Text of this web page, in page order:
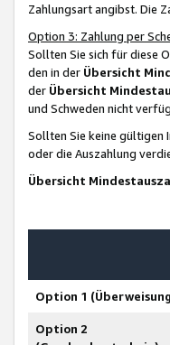
Zahlungsart angibst. Die
Option 3: Zahlung per
Sollten Sie sich für diese
den in der Übersicht
der Übersicht
und Schweden nicht
Sollten Sie keine gültigen
oder die Auszahlung
Übersicht
Option 1
Option 2